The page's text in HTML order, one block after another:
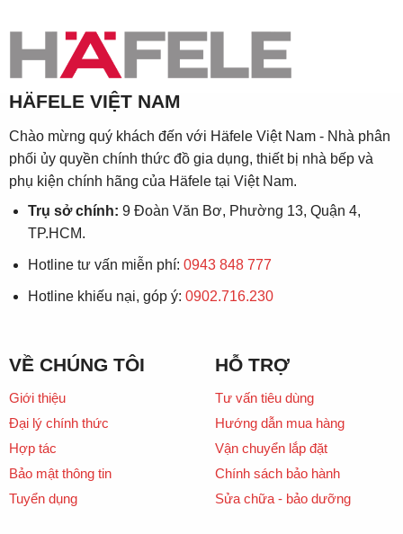
HÄFELE VIỆT NAM
Chào mừng quý khách đến với Häfele Việt Nam - Nhà phân
phối ủy quyền chính thức đồ gia dụng, thiết bị nhà bếp và
phụ kiện chính hãng của Häfele tại Việt Nam.
Trụ sở chính: 9 Đoàn Văn Bơ, Phường 13, Quận 4,
TP.HCM.
Hotline tư vấn miễn phí: 0943 848 777
Hotline khiếu nại, góp ý: 0902.716.230
VỀ CHÚNG TÔI
Giới thiệu
Đại lý chính thức
Hợp tác
Bảo mật thông tin
Tuyển dụng
HỖ TRỢ
Tư vấn tiêu dùng
Hướng dẫn mua hàng
Vận chuyển lắp đặt
Chính sách bảo hành
Sửa chữa - bảo dưỡng